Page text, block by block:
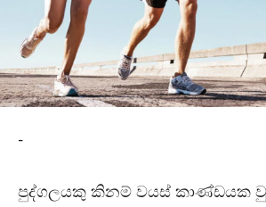
-
පුද්ගලයකු කිනම් වයස් කාණ්ඩයක